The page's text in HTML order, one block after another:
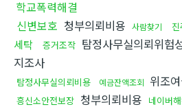
학교폭력해결
신변보호 청부의뢰비용 사람찾기
세탁
증거조작 탐정사무실의뢰위험
지조사
탐정사무실의뢰비용 예금잔액조회 위조
흥신소안전보장 청부의뢰비용 네이버